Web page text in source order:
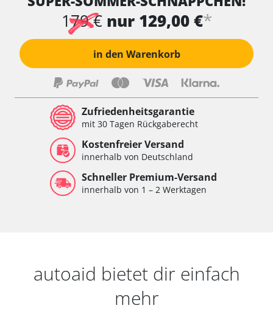
179 € nur 129,00 €*
in den Warenkorb
Zufriedenheitsgarantie
mit 30 Tagen Rückgaberecht
Kostenfreier Versand
innerhalb von Deutschland
Schneller Premium-Versand
innerhalb von 1 – 2 Werktagen
autoaid bietet dir einfach
mehr